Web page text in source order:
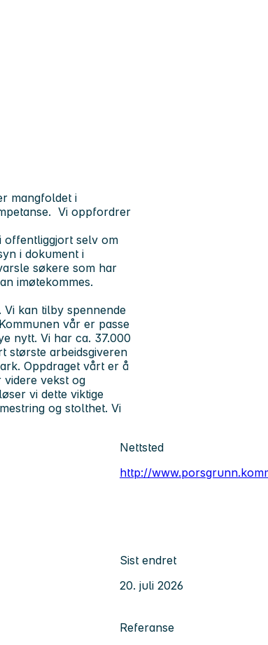
mangfoldet i
Vi oppfordrer
offentliggjort selv om
i dokument i
søkere som har
imøtekommes.
kan tilby spennende
vår er passe
nytt. Vi har ca. 37.000
største arbeidsgiveren
Oppdraget vårt er å
vekst og
vi dette viktige
og stolthet. Vi
Nettsted
http://
Sist endret
20. juli 2026
Referanse